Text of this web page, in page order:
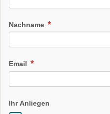
Nachname
Email
Ihr Anliegen